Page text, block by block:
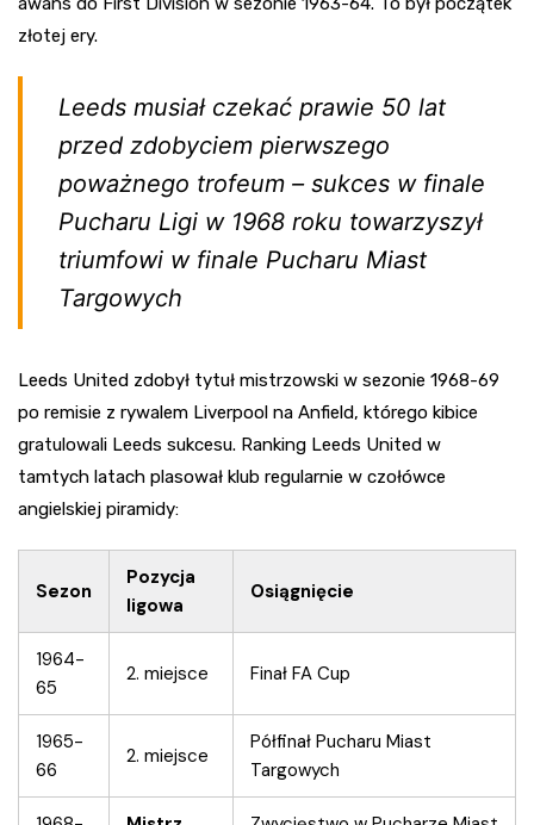
złotej ery.
Leeds musiał czekać prawie 50 lat
przed zdobyciem pierwszego
poważnego trofeum – sukces w finale
Pucharu Ligi w 1968 roku towarzyszył
triumfowi w finale Pucharu Miast
Targowych
Leeds United zdobył tytuł mistrzowski w sezonie 1968-69
po remisie z rywalem Liverpool na Anfield, którego kibice
gratulowali Leeds sukcesu. Ranking Leeds United w
tamtych latach plasował klub regularnie w czołówce
angielskiej piramidy:
Sezon
Pozycja
ligowa
Osiągnięcie
1964-
65
2. miejsce Finał FA Cup
1965-
66
2. miejsce
Półfinał Pucharu Miast
Targowych